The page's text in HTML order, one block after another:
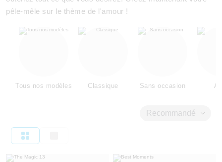
pêle-mêle sur le thème de l'amour !
Tous nos modèles Classique Sans occasion
Recommandé